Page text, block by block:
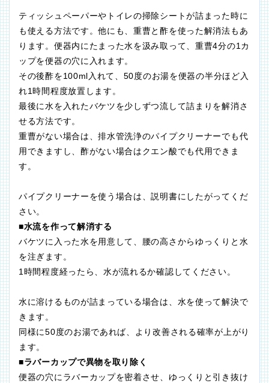
ティッシュペーパーやトイレの掃除シートが詰まった時に
も使える方法です。他にも、重曹と酢を使った解消法もあ
ります。便器内にたまった水を汲み取って、重曹4分の1カ
ップを便器の穴に入れます。
その後酢を100ml入れて、50度のお湯を便器の半分ほど入
れ1時間程度放置します。
最後に水を入れたバケツを少しずつ流して詰まりを解消さ
せる方法です。
重曹がない場合は、排水管洗浄のパイプクリーナーでも代
用できますし、酢がない場合はクエン酸でも代用できま
す。
パイプクリーナーを使う場合は、説明書にしたがってくだ
さい。
■水流を作って解消する
バケツに入った水を用意して、腰の高さからゆっくりと水
を注ぎます。
1時間程度経ったら、水が流れるか確認してください。
水に溶けるものが詰まっている場合は、水を使って解決で
きます。
同様に50度のお湯であれば、より改善される確率が上がり
ます。
■ラバーカップで異物を取り除く
便器の穴にラバーカップを密着させ、ゆっくりと引き抜け